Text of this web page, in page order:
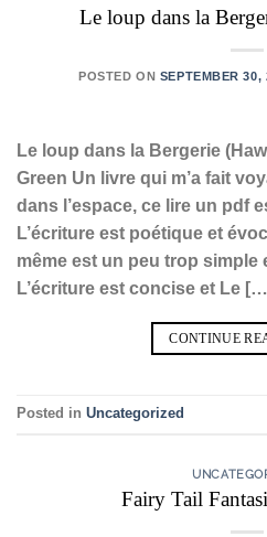
Le loup dans la
POSTED ON SEPTEMBER 30,
Le loup dans la Bergerie
Green Un livre qui m’a fait
dans l’espace, ce lire un pdf
L’écriture est poétique et
même est un peu trop simple
L’écriture est concise et Le
CONTINUE
Posted in Uncategorized
Fairy Tail